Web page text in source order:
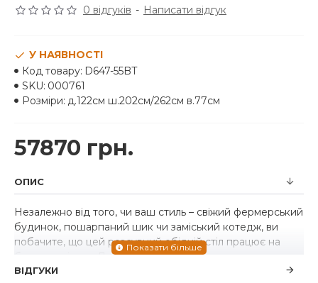
0 відгуків - Написати відгук
57870 грн.
У НАЯВНОСТІ
Код товару: D647-55BT
SKU: 000761
Розміри: д.122см ш.202см/262см в.77см
ОПИС
Незалежно від того, чи ваш стиль – свіжий фермерський
будинок, пошарпаний шик чи заміський котедж, ви
побачите, що цей розсувний обідній стіл працює на
багатьох рівнях. Двокольорове оздоблення столу з
вивітрюваним сірим кольором стільниці та фактурним
ВІДГУКИ